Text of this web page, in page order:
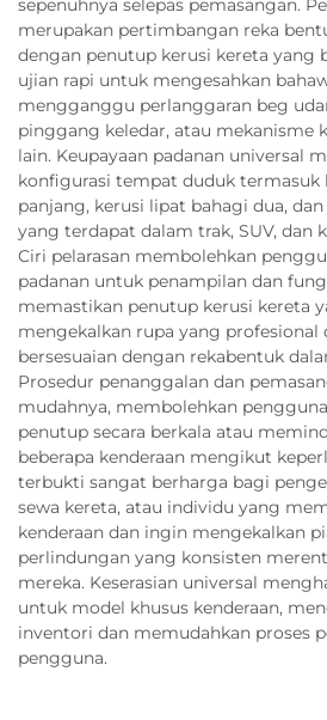
sepenuhnya selepas pemasangan.
merupakan pertimbangan reka
dengan penutup kerusi kereta yang
ujian rapi untuk mengesahkan
mengganggu perlanggaran beg
pinggang keledar, atau mekanisme
lain. Keupayaan padanan universal
konfigurasi tempat duduk termasuk
panjang, kerusi lipat bahagi dua,
yang terdapat dalam trak, SUV, dan
Ciri pelarasan membolehkan
padanan untuk penampilan dan
memastikan penutup kerusi kereta
mengekalkan rupa yang profesional
bersesuaian dengan rekabentuk
Prosedur penanggalan dan
mudahnya, membolehkan
penutup secara berkala atau
beberapa kenderaan mengikut
terbukti sangat berharga bagi
sewa kereta, atau individu yang
kenderaan dan ingin mengekalkan
perlindungan yang konsisten
mereka. Keserasian universal
untuk model khusus kenderaan,
inventori dan memudahkan proses
pengguna.